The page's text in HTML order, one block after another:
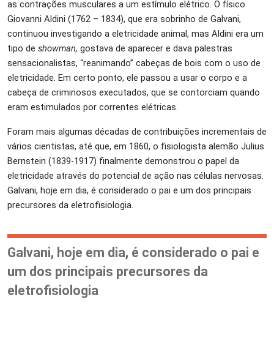
as contrações musculares a um estímulo elétrico. O físico
Giovanni Aldini (1762 – 1834), que era sobrinho de Galvani,
continuou investigando a eletricidade animal, mas Aldini era um
tipo de showman, gostava de aparecer e dava palestras
sensacionalistas, “reanimando” cabeças de bois com o uso de
eletricidade. Em certo ponto, ele passou a usar o corpo e a
cabeça de criminosos executados, que se contorciam quando
eram estimulados por correntes elétricas.
Foram mais algumas décadas de contribuições incrementais de
vários cientistas, até que, em 1860, o fisiologista alemão Julius
Bernstein (1839-1917) finalmente demonstrou o papel da
eletricidade através do potencial de ação nas células nervosas.
Galvani, hoje em dia, é considerado o pai e um dos principais
precursores da eletrofisiologia.
Galvani, hoje em dia, é considerado o pai e
um dos principais precursores da
eletrofisiologia